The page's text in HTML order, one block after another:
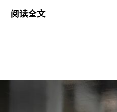
年。这批员工的最后工作
示，这些员工可向即将接
阅读全文